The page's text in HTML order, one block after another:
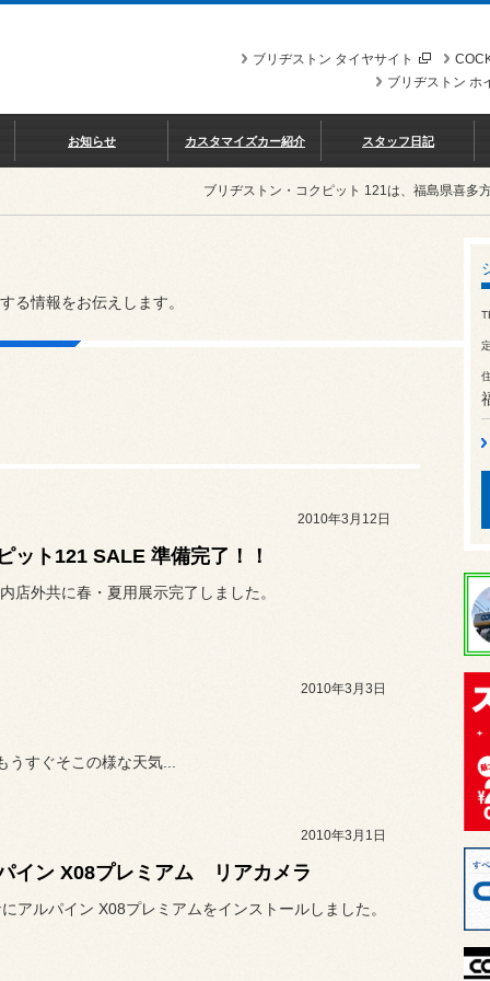
ブリヂストン タイヤサイト
ブリヂストン ホ
お知らせ カスタマイズカー紹介 スタッフ日記
ブリヂストン・コクピット 121は、福島県喜多
る情報をお伝えします。
2010年3月12日
ット121 SALE 準備完了！！
店外共に春・夏用展示完了しました。
2010年3月3日
すぐそこの様な天気...
2010年3月1日
イン X08プレミアム リアカメラ
アルパイン X08プレミアムをインストールしました。